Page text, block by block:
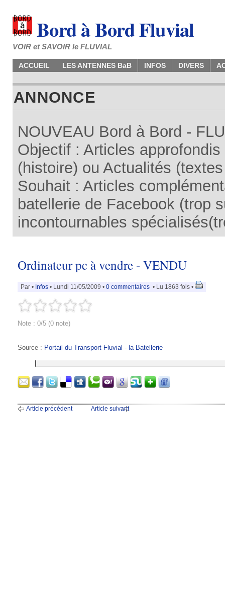
Bord à Bord Fluvial
VOIR et SAVOIR le FLUVIAL
ACCUEIL LES ANTENNES BaB INFOS DIVERS
ANNONCE
NOUVEAU Bord à Bord -
Objectif : Articles
(histoire) ou Actualités
Souhait : Articles
batellerie de Facebook (trop
incontournables
Ordinateur pc à vendre - VENDU
Par • Infos • Lundi 11/05/2009 • 0 commentaires • Lu 1863 fois •
Note : 0/5 (0 note)
Source : Portail du Transport Fluvial - la Batellerie
Article précédent Article suivant